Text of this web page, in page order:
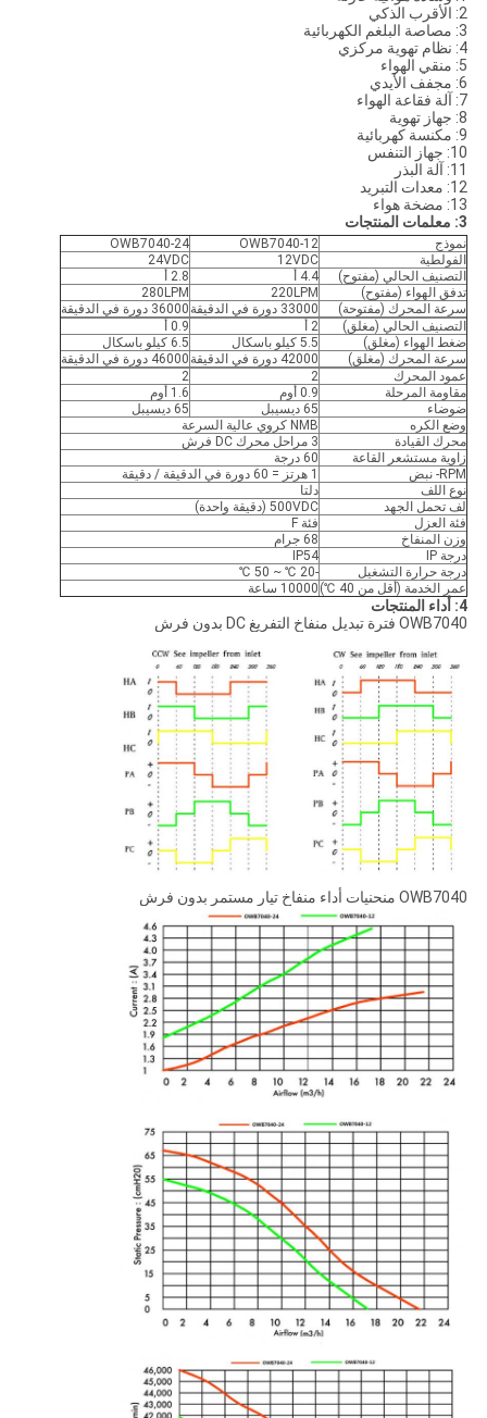
2: الأقرب الذكي
3: مصاصة البلغم الكهربائية
4: نظام تهوية مركزي
5: منقي الهواء
6: مجفف الأيدي
7: آلة فقاعة الهواء
8: جهاز تهوية
9: مكنسة كهربائية
10: جهاز التنفس
11: آلة البذر
12: معدات التبريد
13: مضخة هواء
3: معلمات المنتجات
نموذج OWB7040-12
OWB7040-24
الفولطية
12VDC
24VDC
التصنيف الحالي (مفتوح)
4.4 أ
2.8 أ
تدفق الهواء (مفتوح)
220LPM
280LPM
سرعة المحرك (مفتوحة)
33000 دورة في الدقيقة
36000 دورة في الدقيقة
التصنيف الحالي (مغلق)
2 أ
0.9 أ
ضغط الهواء (مغلق)
5.5 كيلو باسكال
6.5 كيلو باسكال
سرعة المحرك (مغلق)
42000 دورة في الدقيقة
46000 دورة في الدقيقة
عمود المحرك
2
2
مقاومة المرحلة
0.9 أوم
1.6 أوم
ضوضاء
65 ديسيبل
65 ديسيبل
وضع الكره
NMB كروي عالية السرعة
محرك القيادة
3 مراحل محرك DC فرش
زاوية مستشعر القاعة
60 درجة
RPM- نبض
1 هرتز = 60 دورة في الدقيقة / دقيقة
نوع اللف
دلتا
لف تحمل الجهد
500VDC (دقيقة واحدة)
فئة العزل
فئة F
وزن المنفاخ
68 جرام
درجة IP
IP54
درجة حرارة التشغيل
-20 ℃ ~ 50 ℃
عمر الخدمة (أقل من 40 ℃)
10000 ساعة
4: أداء المنتجات
OWB7040 فترة تبديل منفاخ التفريغ DC بدون فرش
OWB7040 منحنيات أداء منفاخ تيار مستمر بدون فرش